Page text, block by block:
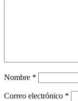
Nombre *
Correo electrónico *